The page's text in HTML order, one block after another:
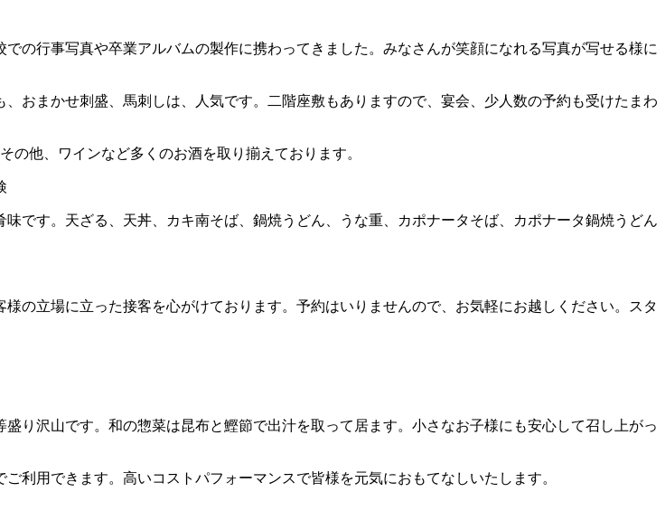
の行事写真や卒業アルバムの製作に携わってきました。みなさんが笑顔になれる写真が写せる様に
おまかせ刺盛、馬刺しは、人気です。二階座敷もありますので、宴会、少人数の予約も受けたまわ
他、ワインなど多くのお酒を取り揃えております。
です。天ざる、天丼、カキ南そば、鍋焼うどん、うな重、カポナータそば、カポナータ鍋焼うどん
の立場に立った接客を心がけております。予約はいりませんので、お気軽にお越しください。スタ
り沢山です。和の惣菜は昆布と鰹節で出汁を取って居ます。小さなお子様にも安心して召し上がっ
利用できます。高いコストパフォーマンスで皆様を元気におもてなしいたします。